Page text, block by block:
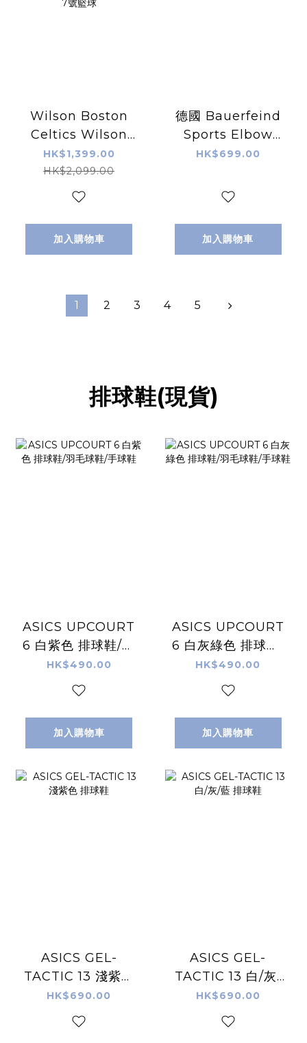
Wilson Boston
Celtics Wilson
2024 NBA Finals
Champion
Collectors
Basketball 2024
NBA 總決賽冠軍收
HK$1,399.00
HK$2,099.00
加入購物車
德國 Bauerfeind
Sports Elbow
Support 運動護肘
HK$699.00
加入購物車
1 2 3 4 5
排球鞋(現貨)
ASICS UPCOURT
6 白紫色 排球鞋/羽
毛球鞋/手球鞋
HK$490.00
加入購物車
ASICS UPCOURT
6 白灰綠色 排球鞋/
羽毛球鞋/手球鞋
HK$490.00
加入購物車
ASICS GEL-
TACTIC 13 淺紫色
排球鞋
HK$690.00
ASICS GEL-
TACTIC 13 白/灰/
藍 排球鞋
HK$690.00